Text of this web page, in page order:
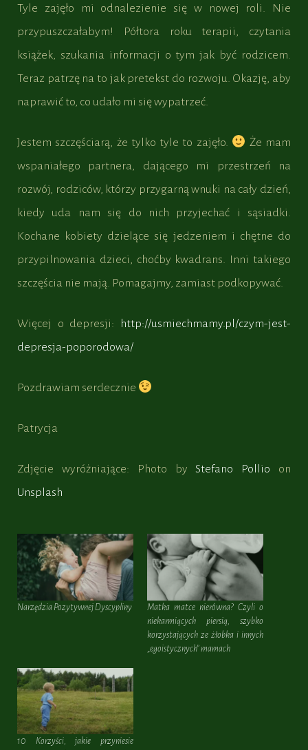
Tyle zajęło mi odnalezienie się w nowej roli. Nie
przypuszczałabym! Półtora roku terapii, czytania
książek, szukania informacji o tym jak być rodzicem.
Teraz patrzę na to jak pretekst do rozwoju. Okazję, aby
naprawić to, co udało mi się wypatrzeć.
Jestem szczęściarą, że tylko tyle to zajęło.
Że mam
wspaniałego partnera, dającego mi przestrzeń na
rozwój, rodziców, którzy przygarną wnuki na cały dzień,
kiedy uda nam się do nich przyjechać i sąsiadki.
Kochane kobiety dzielące się jedzeniem i chętne do
przypilnowania dzieci, choćby kwadrans. Inni takiego
szczęścia nie mają. Pomagajmy, zamiast podkopywać.
Więcej o depresji:
http://usmiechmamy.pl/czym-jest-
depresja-poporodowa/
Pozdrawiam serdecznie
Patrycja
Zdjęcie wyróżniające: Photo by Stefano Pollio on
Unsplash
Narzędzia Pozytywnej Dyscypliny
Matka matce nierówna? Czyli o
niekarmiących piersią, szybko
korzystających ze żłobka i innych
„egoistycznych” mamach
10 Korzyści, jakie przyniesie